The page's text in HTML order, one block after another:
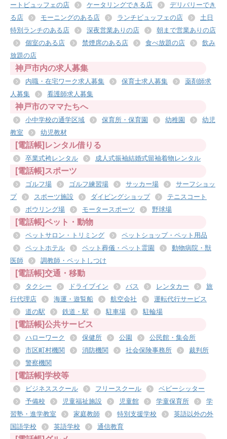
ートビュッフェの店
ケータリングできる店
デリバリーでき
る店
モーニングのある店 ランチビュッフェの店
土日
特別ランチのある店
深夜営業ありの店
朝まで営業ありの店
個室のある店
禁煙席のある店 食べ放題の店
飲み
放題の店
神戸市内の求人募集
内職・在宅ワーク求人募集 保育士求人募集
薬剤師求
人募集
看護師求人募集
神戸市のママたちへ
小中学校の通学区域 保育所・保育園 幼稚園
幼児
教室
幼児教材
[電話帳]レンタル借りる
卒業式袴レンタル 成人式振袖結婚式留袖着物レンタル
[電話帳]スポーツ
ゴルフ場 ゴルフ練習場 サッカー場
サーフショッ
プ
スポーツ施設 ダイビングショップ
テニスコート
ボウリング場
モータースポーツ 野球場
[電話帳]ペット・動物
ペットサロン・トリミング
ペットショップ・ペット用品
ペットホテル
ペット葬儀・ペット霊園
動物病院・獣
医師
調教師・ペットしつけ
[電話帳]交通・移動
タクシー ドライブイン バス レンタカー
旅
行代理店
海運・遊覧船 航空会社
運転代行サービス
道の駅
鉄道・駅 駐車場 駐輪場
[電話帳]公共サービス
ハローワーク 保健所 公園
公民館・集会所
市区町村機関
消防機関 社会保険事務所
裁判所
警察機関
[電話帳]学校等
ビジネススクール フリースクール
ベビーシッター
予備校
児童福祉施設 児童館 学童保育所
学
習塾・進学教室
家庭教師 特別支援学校
英語以外の外
国語学校
英語学校 通信教育